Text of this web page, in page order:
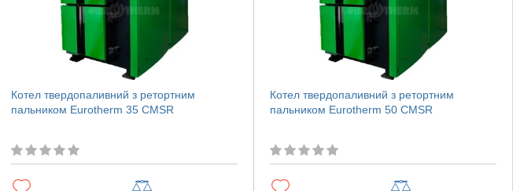
Котел твердопаливний з ретортним
пальником Eurotherm 35 CMSR
Котел твердопаливний з ретортним
пальником Eurotherm 50 CMSR